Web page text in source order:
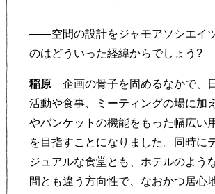
——空間の設計をジャモアソシエイ
のはどういった経緯からでしょう?
稲原 企画の骨子を固めるなかで、
活動や食事、ミーティングの場に加
やバンケットの機能をもった幅広い
を目指すことになりました。同時に
ジュアルな食堂とも、ホテルのよう
間とも違う方向性で、なおかつ居心